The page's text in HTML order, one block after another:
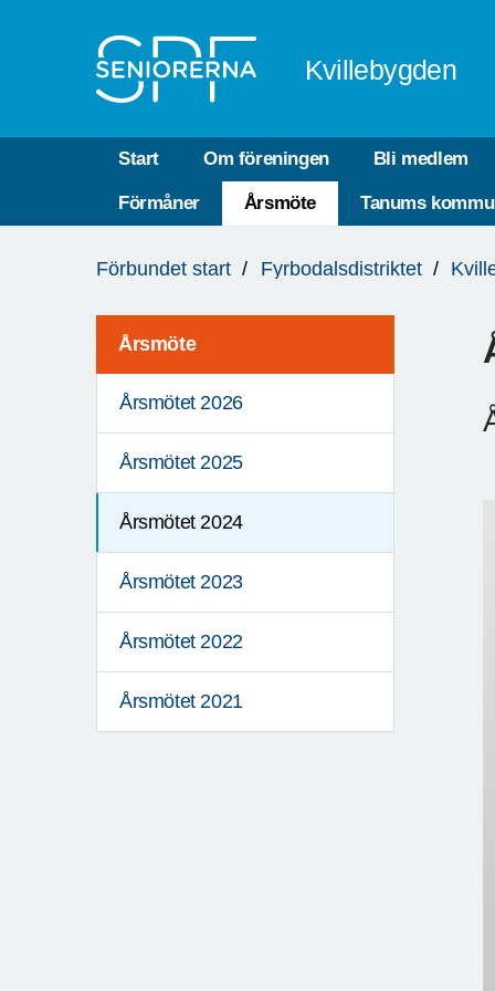
Kvillebygden
Start Om föreningen Bli medlem
Förmåner Årsmöte Tanums
är
Förbundet start Fyrbodalsdistriktet
Årsmöte
Årsmötet 2026
Årsmötet 2025
Årsmötet 2024
Årsmötet 2023
Årsmötet 2022
Årsmötet 2021